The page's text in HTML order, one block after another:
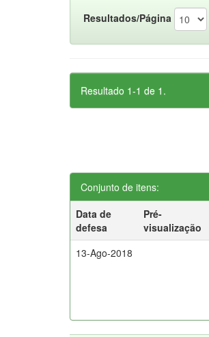
Resultados/Página
Resultado 1-1 de 1.
Conjunto de itens:
Data de
defesa
Pré-
visualização
13-Ago-2018